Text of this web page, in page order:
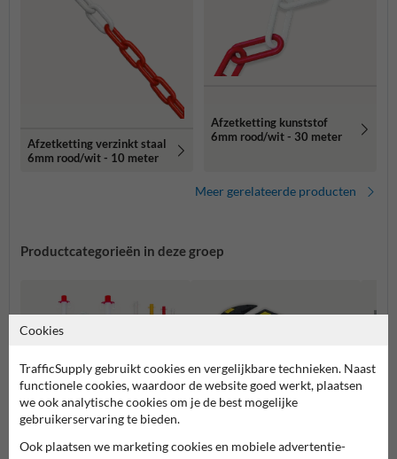
Afzetketting verzinkt staal
6mm rood/wit - 10 meter
Afzetketting kunststof
6mm rood/wit - 30 meter
Meer gerelateerde producten
Productcategorieën in deze groep
Cookies
TrafficSupply gebruikt cookies en vergelijkbare technieken. Naast
functionele cookies, waardoor de website goed werkt, plaatsen
we ook analytische cookies om je de best mogelijke
gebruikerservaring te bieden.
Ook plaatsen we marketing cookies en mobiele advertentie-